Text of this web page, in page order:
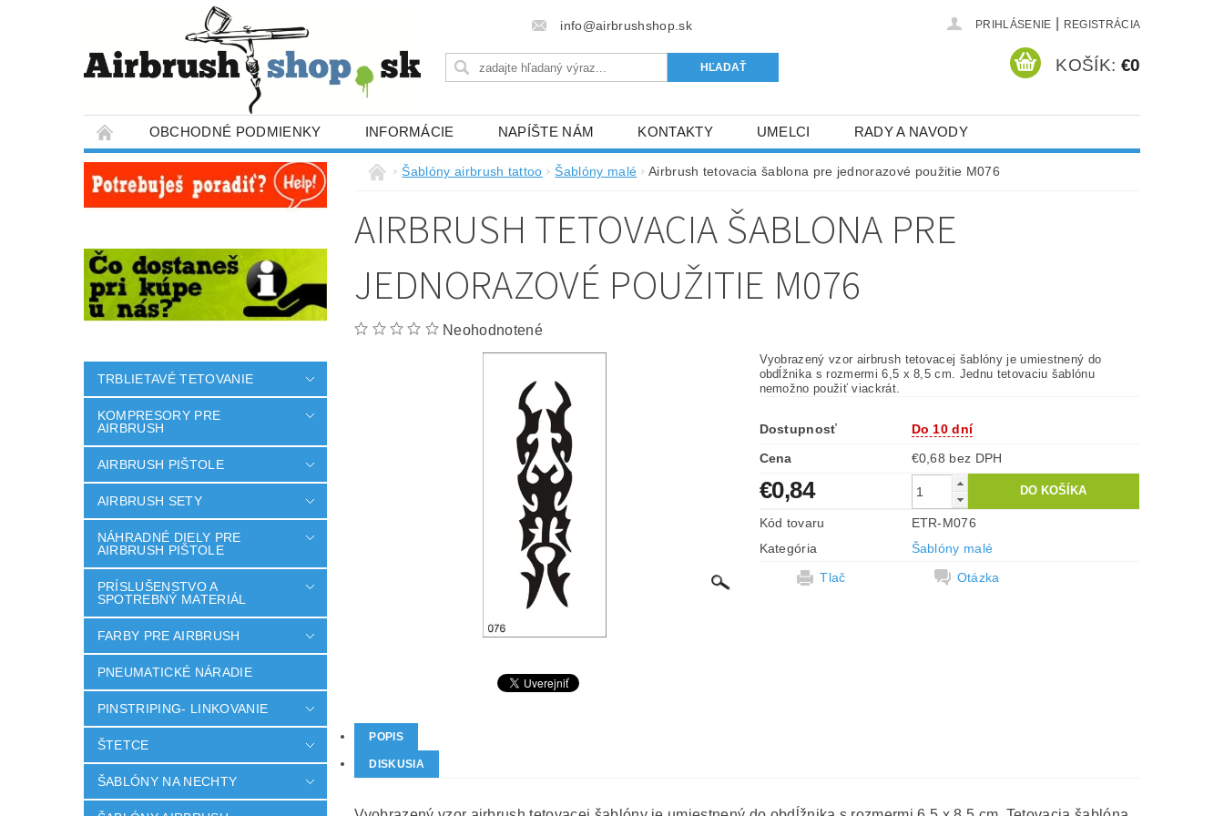
info@airbrushshop.sk PRIHLÁSENIE REGISTRÁCIA
KOŠÍK: €0
OBCHODNÉ PODMIENKY INFORMÁCIE NAPÍŠTE NÁM KONTAKTY UMELCI RADY A NAVODY
TRBLIETAVÉ TETOVANIE
KOMPRESORY PRE
AIRBRUSH
AIRBRUSH PIŠTOLE
AIRBRUSH SETY
NÁHRADNÉ DIELY PRE
AIRBRUSH PIŠTOLE
PRÍSLUŠENSTVO A
SPOTREBNÝ MATERIÁL
FARBY PRE AIRBRUSH
PNEUMATICKÉ NÁRADIE
PINSTRIPING- LINKOVANIE
ŠTETCE
ŠABLÓNY NA NECHTY
Šablóny airbrush tattoo Šablóny malé Airbrush tetovacia šablona pre jednorazové použitie M076
AIRBRUSH TETOVACIA ŠABLONA PRE
JEDNORAZOVÉ POUŽITIE M076
Neohodnotené
Vyobrazený vzor airbrush tetovacej šablóny je umiestnený do
obdĺžnika s rozmermi 6,5 x 8,5 cm. Jednu tetovaciu šablónu
nemožno použiť viackrát.
Dostupnosť
Do 10 dní
Cena
€0,68 bez DPH
€0,84
Kód tovaru
ETR-M076
Kategória
Šablóny malé
Tlač
Otázka
POPIS
DISKUSIA